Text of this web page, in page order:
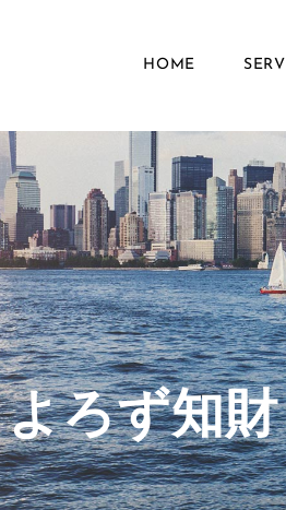
HOME
よろず知